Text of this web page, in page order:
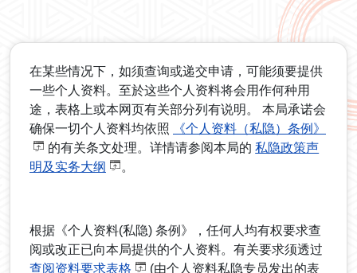
在某些情况下，如须查询或递交申请，可能须要提供
一些个人资料。至於这些个人资料将会用作何种用
途，表格上或本网页有关部分列有说明。 本局承诺会
确保一切个人资料均依照
《个人资料（私隐）条例》
的有关条文处理。详情请参阅本局的私隐政策声
明及实务大纲
。
根据《个人资料(私隐) 条例》，任何人均有权要求查
阅或改正已向本局提供的个人资料。有关要求须透过
查阅资料要求表格
(由个人资料私隐专员发出的表